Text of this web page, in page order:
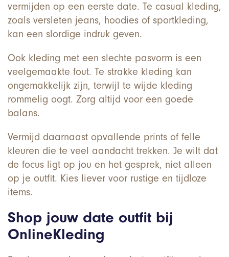
vermijden op een eerste date. Te casual kleding,
zoals versleten jeans, hoodies of sportkleding,
kan een slordige indruk geven.
Ook kleding met een slechte pasvorm is een
veelgemaakte fout. Te strakke kleding kan
ongemakkelijk zijn, terwijl te wijde kleding
rommelig oogt. Zorg altijd voor een goede
balans.
Vermijd daarnaast opvallende prints of felle
kleuren die te veel aandacht trekken. Je wilt dat
de focus ligt op jou en het gesprek, niet alleen
op je outfit. Kies liever voor rustige en tijdloze
items.
Shop jouw date outfit bij
OnlineKleding